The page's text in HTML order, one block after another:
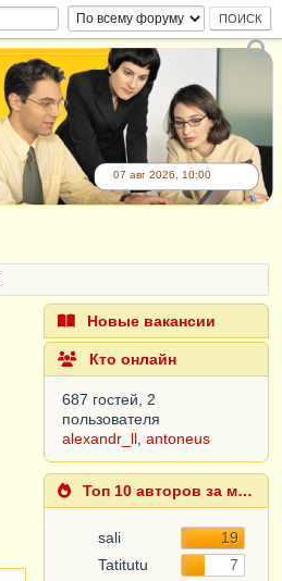
07 авг 2026, 10:00
Новые вакансии
Кто онлайн
687 гостей, 2
пользователя
alexandr_ll ,antoneus
Топ 10 авторов за месяц
19
Tatitutu
7